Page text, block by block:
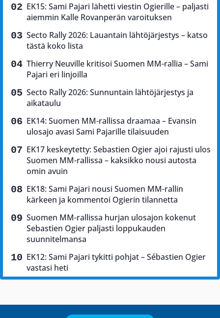
EK15: Sami Pajari lähetti viestin Ogierille – paljasti
aiemmin Kalle Rovanperän varoituksen
Secto Rally 2026: Lauantain lähtöjärjestys – katso
tästä koko lista
Thierry Neuville kritisoi Suomen MM-rallia – Sami
Pajari eri linjoilla
Secto Rally 2026: Sunnuntain lähtöjärjestys ja
aikataulu
EK14: Suomen MM-rallissa draamaa – Evansin
ulosajo avasi Sami Pajarille tilaisuuden
EK17 keskeytetty: Sebastien Ogier ajoi rajusti ulos
Suomen MM-rallissa – kaksikko nousi autosta
omin avuin
EK18: Sami Pajari nousi Suomen MM-rallin
kärkeen ja kommentoi Ogierin tilannetta
Suomen MM-rallissa hurjan ulosajon kokenut
Sebastien Ogier paljasti loppukauden
suunnitelmansa
EK12: Sami Pajari tykitti pohjat – Sébastien Ogier
vastasi heti